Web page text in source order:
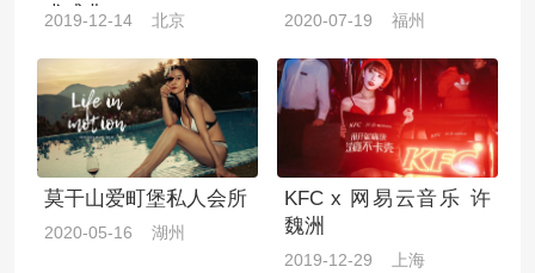
术盛典
2019-12-14 北京 2020-07-19 福州
莫干山爱町堡私人会所
2020-05-16 湖州
KFC x 网易云音乐 许
魏洲
2019-12-29 上海